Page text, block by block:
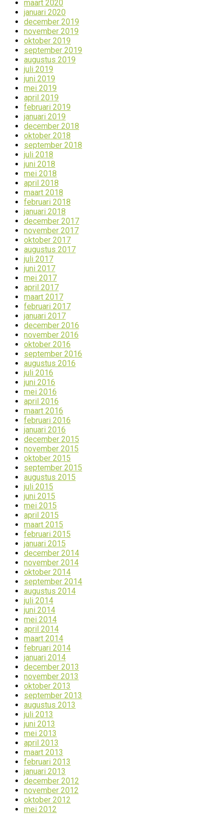
maart 2020
januari 2020
december 2019
november 2019
oktober 2019
september 2019
augustus 2019
juli 2019
juni 2019
mei 2019
april 2019
februari 2019
januari 2019
december 2018
oktober 2018
september 2018
juli 2018
juni 2018
mei 2018
april 2018
maart 2018
februari 2018
januari 2018
december 2017
november 2017
oktober 2017
augustus 2017
juli 2017
juni 2017
mei 2017
april 2017
maart 2017
februari 2017
januari 2017
december 2016
november 2016
oktober 2016
september 2016
augustus 2016
juli 2016
juni 2016
mei 2016
april 2016
maart 2016
februari 2016
januari 2016
december 2015
november 2015
oktober 2015
september 2015
augustus 2015
juli 2015
juni 2015
mei 2015
april 2015
maart 2015
februari 2015
januari 2015
december 2014
november 2014
oktober 2014
september 2014
augustus 2014
juli 2014
juni 2014
mei 2014
april 2014
maart 2014
februari 2014
januari 2014
december 2013
november 2013
oktober 2013
september 2013
augustus 2013
juli 2013
juni 2013
mei 2013
april 2013
maart 2013
februari 2013
januari 2013
december 2012
november 2012
oktober 2012
mei 2012